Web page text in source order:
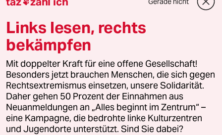
Worte seines Vaters nicht. Was ist passiert? „Alles
ist unklar, verschiedene Wahrheitsversionen“.
Wieder Kafka. Doch Qahiri hat sich entschieden.
Kurz nach dem Telefonat nimmt er an
#MeTooUyghur teil und fordert die vollständige
Rehabilitation seines Vaters. Qahiri, der Name,
den er mit seinem Vater teilt, hat noch eine
weitere Bedeutung: Zorn.
Links lesen, rechts
bekämpfen
Mit doppelter Kraft für eine offene Gesellschaft!
Besonders jetzt brauchen Menschen, die sich gegen
Rechtsextremismus einsetzen, unsere Solidarität.
Daher gehen 50 Prozent der Einnahmen aus
Neuanmeldungen an „Alles beginnt im Zentrum“ –
eine Kampagne, die bedrohte linke Kulturzentren
und Jugendorte unterstützt. Sind Sie dabei?